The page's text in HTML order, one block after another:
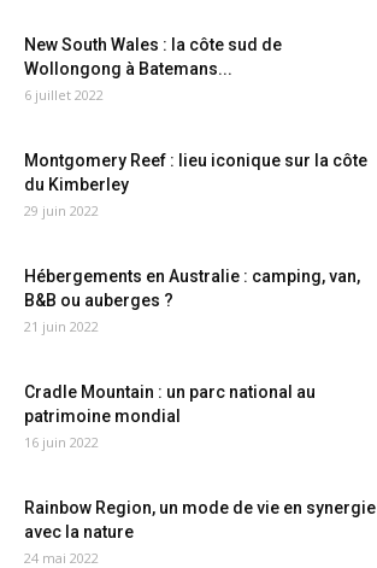
New South Wales : la côte sud de
Wollongong à Batemans...
6 juillet 2022
Montgomery Reef : lieu iconique sur la côte
du Kimberley
29 juin 2022
Hébergements en Australie : camping, van,
B&B ou auberges ?
21 juin 2022
Cradle Mountain : un parc national au
patrimoine mondial
16 juin 2022
Rainbow Region, un mode de vie en synergie
avec la nature
24 mai 2022